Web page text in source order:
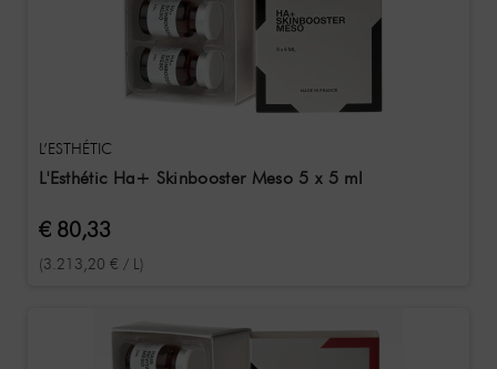
L’ESTHÉTIC
L'Esthétic Ha+ Skinbooster Meso 5 x 5 ml
€ 80,33
(3.213,20 € / L)